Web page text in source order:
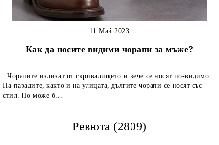
Как да носите видими чорапи за мъже?
11 Май 2023
Чорапите излизат от скривалището и вече се носят по-видимо.
На парадите, както и на улицата, дългите чорапи се носят със
стил. Но може б...
Ревюта (2809)